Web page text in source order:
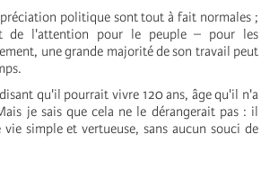
politique sont tout à fait normales ;
de l'attention pour le peuple – pour les
une grande majorité de son travail peut
qu'il pourrait vivre 120 ans, âge qu'il n'a
je sais que cela ne le dérangerait pas : il
simple et vertueuse, sans aucun souci de